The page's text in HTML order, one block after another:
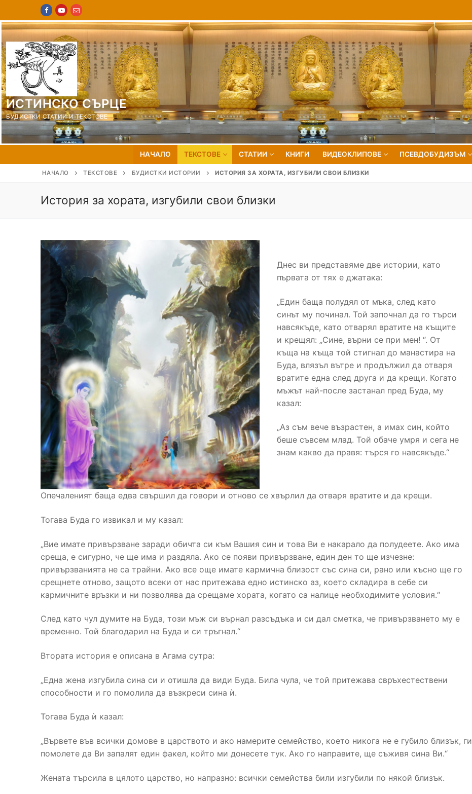
Пропуснете
към
съдържанието
ИСТИНСКО СЪРЦЕ
БУДИСТКИ СТАТИИ И ТЕКСТОВЕ
НАЧАЛО ТЕКСТОВЕ СТАТИИ КНИГИ ВИДЕОКЛИПОВЕ ПСЕВДОБУДИЗЪМ
НАЧАЛО ТЕКСТОВЕ БУДИСТКИ ИСТОРИИ ИСТОРИЯ ЗА ХОРАТА, ИЗГУБИЛИ СВОИ БЛИЗКИ
История за хората, изгубили свои близки
Днес ви представяме две истории, като
първата от тях е джатака:
„Един баща полудял от мъка, след като
синът му починал. Той започнал да го търси
навсякъде, като отварял вратите на къщите
и крещял: „Сине, върни се при мен! “. От
къща на къща той стигнал до манастира на
Буда, влязъл вътре и продължил да отваря
вратите една след друга и да крещи. Когато
мъжът най-после застанал пред Буда, му
казал:
„Аз съм вече възрастен, а имах син, който
беше съвсем млад. Той обаче умря и сега не
знам какво да правя: търся го навсякъде.“
Опечаленият баща едва свършил да говори и отново се хвърлил да отваря вратите и да крещи.
Тогава Буда го извикал и му казал:
„Вие имате привързване заради обичта си към Вашия син и това Ви е накарало да полудеете. Ако има
среща, е сигурно, че ще има и раздяла. Ако се появи привързване, един ден то ще изчезне:
привързванията не са трайни. Ако все още имате кармична близост със сина си, рано или късно ще го
срещнете отново, защото всеки от нас притежава едно истинско аз, което складира в себе си
кармичните връзки и ни позволява да срещаме хората, когато са налице необходимите условия.“
След като чул думите на Буда, този мъж си върнал разсъдъка и си дал сметка, че привързването му е
временно. Той благодарил на Буда и си тръгнал.“
Втората история е описана в Агама сутра:
„Една жена изгубила сина си и отишла да види Буда. Била чула, че той притежава свръхестествени
способности и го помолила да възкреси сина ѝ.
Тогава Буда ѝ казал:
„Вървете във всички домове в царството и ако намерите семейство, което никога не е губило близък, ги
помолете да Ви запалят един факел, който ми донесете тук. Ако го направите, ще съживя сина Ви.“
Жената търсила в цялото царство, но напразно: всички семейства били изгубили по някой близък.